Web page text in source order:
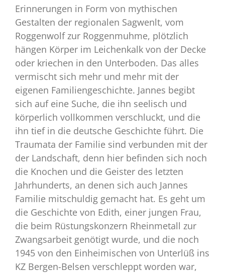
Erinnerungen in Form von mythischen
Gestalten der regionalen Sagwenlt, vom
Roggenwolf zur Roggenmuhme, plötzlich
hängen Körper im Leichenkalk von der Decke
oder kriechen in den Unterboden. Das alles
vermischt sich mehr und mehr mit der
eigenen Familiengeschichte. Jannes begibt
sich auf eine Suche, die ihn seelisch und
körperlich vollkommen verschluckt, und die
ihn tief in die deutsche Geschichte führt. Die
Traumata der Familie sind verbunden mit der
der Landschaft, denn hier befinden sich noch
die Knochen und die Geister des letzten
Jahrhunderts, an denen sich auch Jannes
Familie mitschuldig gemacht hat. Es geht um
die Geschichte von Edith, einer jungen Frau,
die beim Rüstungskonzern Rheinmetall zur
Zwangsarbeit genötigt wurde, und die noch
1945 von den Einheimischen von Unterlüß ins
KZ Bergen-Belsen verschleppt worden war,